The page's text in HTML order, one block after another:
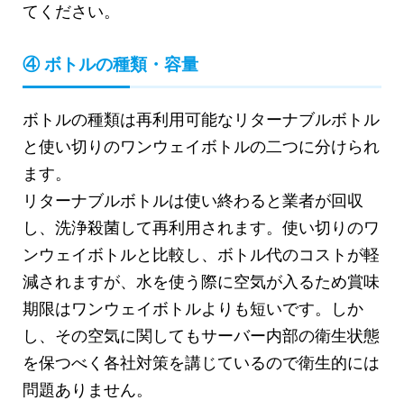
てください。
④ ボトルの種類・容量
ボトルの種類は再利用可能なリターナブルボトル
と使い切りのワンウェイボトルの二つに分けられ
ます。
リターナブルボトルは使い終わると業者が回収
し、洗浄殺菌して再利用されます。使い切りのワ
ンウェイボトルと比較し、ボトル代のコストが軽
減されますが、水を使う際に空気が入るため賞味
期限はワンウェイボトルよりも短いです。しか
し、その空気に関してもサーバー内部の衛生状態
を保つべく各社対策を講じているので衛生的には
問題ありません。